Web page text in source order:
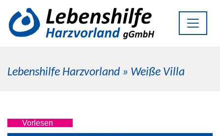
Lebenshilfe Harzvorland » Weiße Villa
Vorlesen